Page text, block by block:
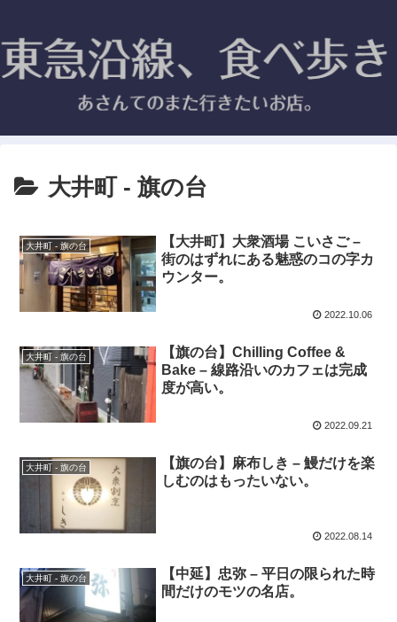
大井町 - 旗の台
大井町 - 旗の台
【大井町】大衆酒場 こいさご –
街のはずれにある魅惑のコの字カ
ウンター。
2022.10.06
大井町 - 旗の台
【旗の台】Chilling Coffee &
Bake – 線路沿いのカフェは完成
度が高い。
2022.09.21
大井町 - 旗の台
【旗の台】麻布しき – 鰻だけを楽
しむのはもったいない。
2022.08.14
大井町 - 旗の台
【中延】忠弥 – 平日の限られた時
間だけのモツの名店。